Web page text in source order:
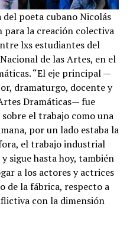
poeta cubano Nicolás
para la creación colectiva
lxs estudiantes del
de las Artes, en el
“El eje principal —
dramaturgo, docente y
Dramáticas— fue
el trabajo como una
por un lado estaba la
el trabajo industrial
sigue hasta hoy, también
a los actores y actrices
de la fábrica, respecto a
con la dimensión